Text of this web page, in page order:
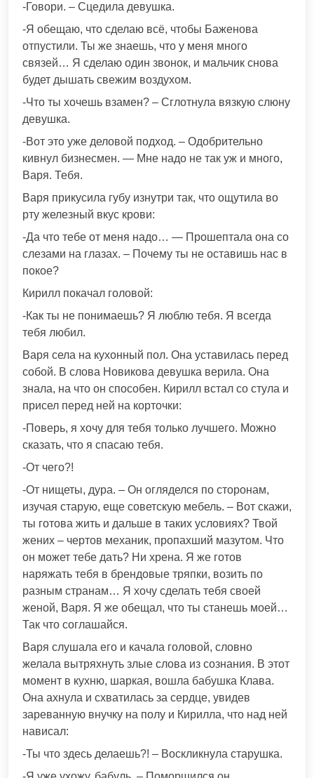
-Говори. – Сцедила девушка.
-Я обещаю, что сделаю всё, чтобы Баженова
отпустили. Ты же знаешь, что у меня много
связей… Я сделаю один звонок, и мальчик снова
будет дышать свежим воздухом.
-Что ты хочешь взамен? – Сглотнула вязкую слюну
девушка.
-Вот это уже деловой подход. – Одобрительно
кивнул бизнесмен. — Мне надо не так уж и много,
Варя. Тебя.
Варя прикусила губу изнутри так, что ощутила во
рту железный вкус крови:
-Да что тебе от меня надо… — Прошептала она со
слезами на глазах. – Почему ты не оставишь нас в
покое?
Кирилл покачал головой:
-Как ты не понимаешь? Я люблю тебя. Я всегда
тебя любил.
Варя села на кухонный пол. Она уставилась перед
собой. В слова Новикова девушка верила. Она
знала, на что он способен. Кирилл встал со стула и
присел перед ней на корточки:
-Поверь, я хочу для тебя только лучшего. Можно
сказать, что я спасаю тебя.
-От чего?!
-От нищеты, дура. – Он огляделся по сторонам,
изучая старую, еще советскую мебель. – Вот скажи,
ты готова жить и дальше в таких условиях? Твой
жених – чертов механик, пропахший мазутом. Что
он может тебе дать? Ни хрена. Я же готов
наряжать тебя в брендовые тряпки, возить по
разным странам… Я хочу сделать тебя своей
женой, Варя. Я же обещал, что ты станешь моей…
Так что соглашайся.
Варя слушала его и качала головой, словно
желала вытряхнуть злые слова из сознания. В этот
момент в кухню, шаркая, вошла бабушка Клава.
Она ахнула и схватилась за сердце, увидев
зареванную внучку на полу и Кирилла, что над ней
нависал:
-Ты что здесь делаешь?! – Воскликнула старушка.